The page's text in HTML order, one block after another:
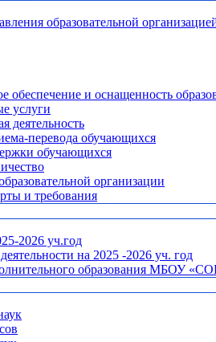
образовательной
обеспечение и оснащенность
услуги
деятельность
перевода обучающихся
обучающихся
организации
и требования
2026 уч.год
на 2025 -2026 уч. год
образования МБОУ